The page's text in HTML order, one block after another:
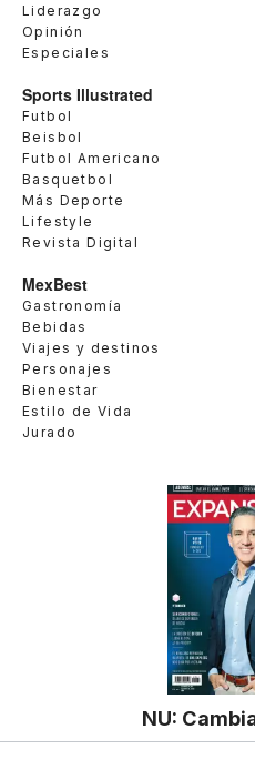
Liderazgo
Opinión
Especiales
Sports Illustrated
Futbol
Beisbol
Futbol Americano
Basquetbol
Más Deporte
Lifestyle
Revista Digital
MexBest
Gastronomía
Bebidas
Viajes y destinos
Personajes
Bienestar
Estilo de Vida
Jurado
NU: